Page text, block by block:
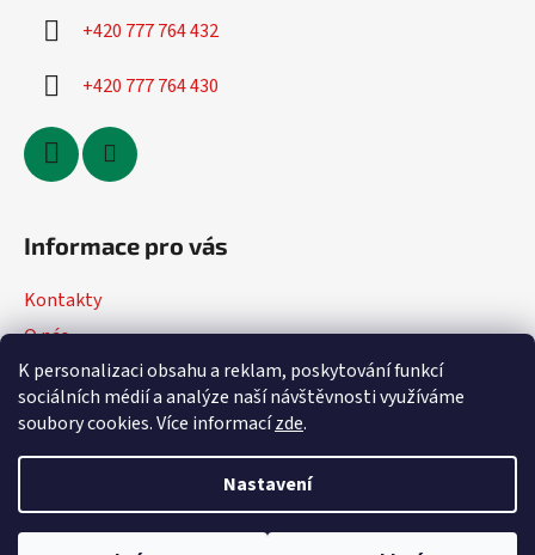
K personalizaci obsahu a reklam, poskytování funkcí
sociálních médií a analýze naší návštěvnosti využíváme
soubory cookies. Více informacízde.
Nastavení
+420 777 764 432
+420 777 764 430
Informace pro vás
Kontakty
O nás
Jak nakupovat
Obchodní podmínky
Vytvořil Shoptet